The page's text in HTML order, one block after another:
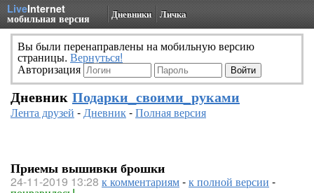
LiveInternet
мобильная версия Дневники Личка
Вы были перенаправлены на мобильную версию
страницы. Вернуться!
Авторизация
Дневник Подарки_своими_руками
Лента друзей -Дневник-Полная версия
Приемы вышивки брошки
24-11-2019 13:28 к комментариям-к полной версии -